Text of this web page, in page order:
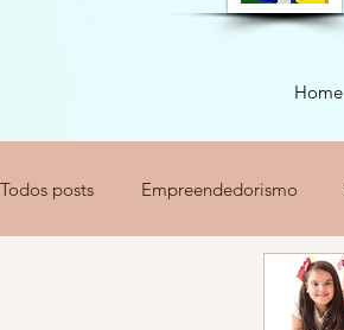
Home
Todos posts Empreendedorismo
Inovação